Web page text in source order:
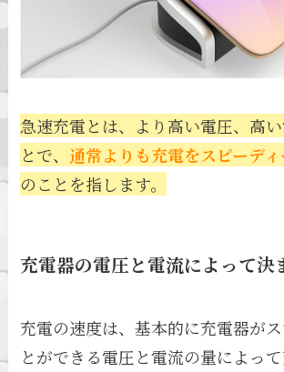
急速充電とは、より高い電圧、高
とで、 通常よりも充電をスピーデ
のことを指します。
充電器の電圧と電流によって決
充電の速度は、基本的に充電器が
とができる電圧と電流の量によって